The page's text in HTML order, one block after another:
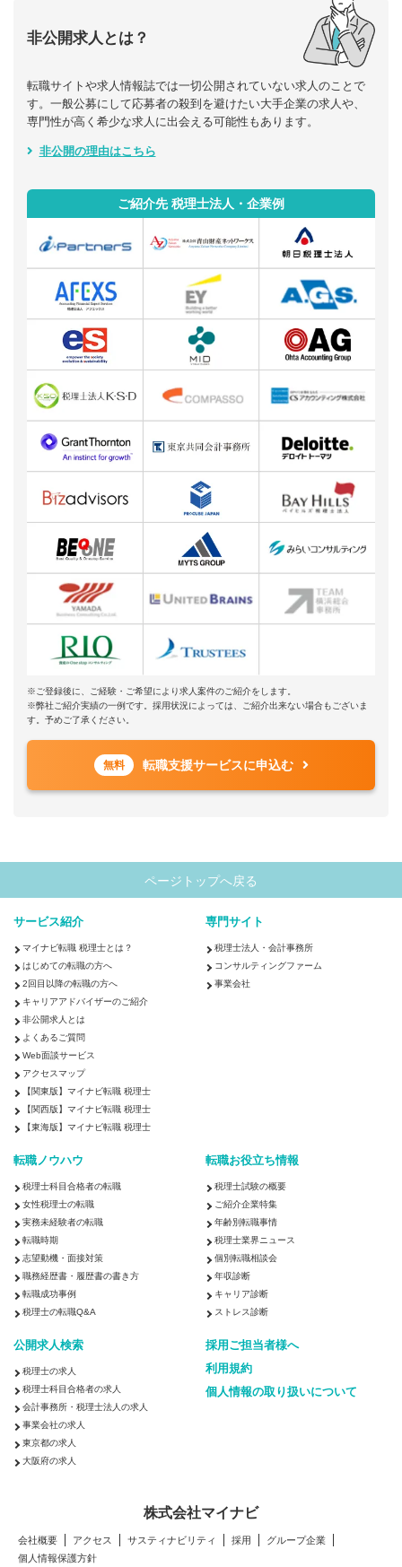
非公開求人とは？
転職サイトや求人情報誌では一切公開されていない求人のことで
す。一般公募にして応募者の殺到を避けたい大手企業の求人や、
専門性が高く希少な求人に出会える可能性もあります。
非公開の理由はこちら
ご紹介先 税理士法人・企業例
※ご登録後に、ご経験・ご希望により求人案件のご紹介をします。
※弊社ご紹介実績の一例です。採用状況によっては、ご紹介出来ない場合もございま
す。予めご了承ください。
無料 転職支援サービスに申込む
ページトップへ戻る
サービス紹介
マイナビ転職 税理士とは？
はじめての転職の方へ
2回目以降の転職の方へ
キャリアアドバイザーのご紹介
非公開求人とは
よくあるご質問
Web面談サービス
アクセスマップ
【関東版】マイナビ転職 税理士
【関西版】マイナビ転職 税理士
【東海版】マイナビ転職 税理士
専門サイト
税理士法人・会計事務所
コンサルティングファーム
事業会社
転職ノウハウ
税理士科目合格者の転職
女性税理士の転職
実務未経験者の転職
転職時期
志望動機・面接対策
職務経歴書・履歴書の書き方
転職成功事例
税理士の転職Q&A
転職お役立ち情報
税理士試験の概要
ご紹介企業特集
年齢別転職事情
税理士業界ニュース
個別転職相談会
年収診断
キャリア診断
ストレス診断
公開求人検索
税理士の求人
税理士科目合格者の求人
会計事務所・税理士法人の求人
事業会社の求人
東京都の求人
大阪府の求人
採用ご担当者様へ
利用規約
個人情報の取り扱いについて
株式会社マイナビ
会社概要 アクセス サスティナビリティ 採用
グループ企業
個人情報保護方針